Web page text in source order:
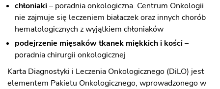
chłoniaki– poradnia onkologiczna. Centrum Onkologii
nie zajmuje się leczeniem białaczek oraz innych chorób
hematologicznych z wyjątkiem chłoniaków
podejrzenie mięsaków tkanek miękkich i kości–
poradnia chirurgii onkologicznej
Karta Diagnostyki i Leczenia Onkologicznego (DiLO) jest
elementem Pakietu Onkologicznego, wprowadzonego w